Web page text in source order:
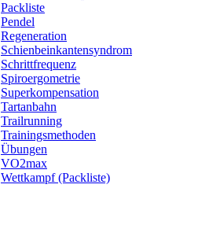
Packliste
Pendel
Regeneration
Schienbeinkantensyndrom
Schrittfrequenz
Spiroergometrie
Superkompensation
Tartanbahn
Trailrunning
Trainingsmethoden
Übungen
VO2max
Wettkampf (Packliste)